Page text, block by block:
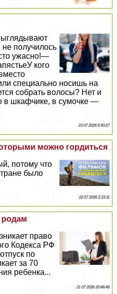
не получилось
ужасно!—
кого
специально носишь на
собрать волосы? Нет и
в шкафчике, в сумочке —
23 07 2026 6:50:27
можно гордиться
потому что
было
22 07 2026 2:33:11
родам
право
Кодекса РФ
по
за 70
ребенка...
21 07 2026 20:46:46